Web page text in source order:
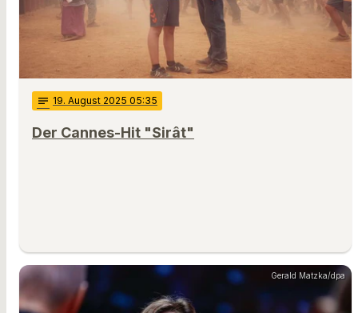
notes 19. August 2025 05:35
Der Cannes-Hit "Sirât"
Gerald Matzka/dpa